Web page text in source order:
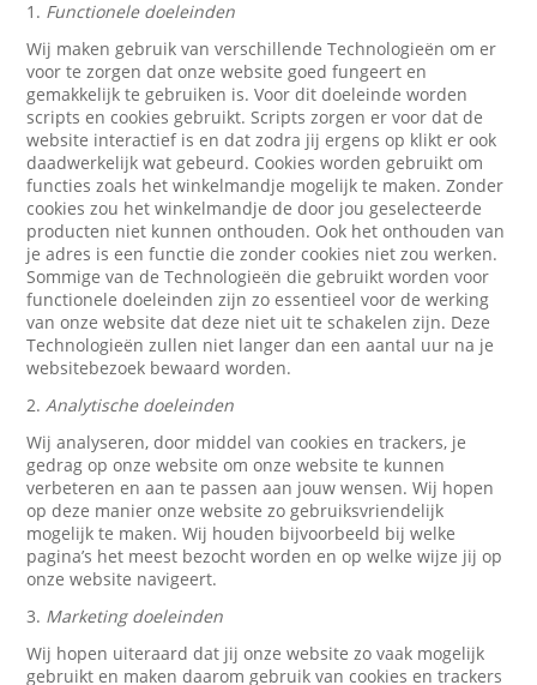
1. Functionele doeleinden
Wij maken gebruik van verschillende Technologieën om er
voor te zorgen dat onze website goed fungeert en
gemakkelijk te gebruiken is. Voor dit doeleinde worden
scripts en cookies gebruikt. Scripts zorgen er voor dat de
website interactief is en dat zodra jij ergens op klikt er ook
daadwerkelijk wat gebeurd. Cookies worden gebruikt om
functies zoals het winkelmandje mogelijk te maken. Zonder
cookies zou het winkelmandje de door jou geselecteerde
producten niet kunnen onthouden. Ook het onthouden van
je adres is een functie die zonder cookies niet zou werken.
Sommige van de Technologieën die gebruikt worden voor
functionele doeleinden zijn zo essentieel voor de werking
van onze website dat deze niet uit te schakelen zijn. Deze
Technologieën zullen niet langer dan een aantal uur na je
websitebezoek bewaard worden.
2.Analytische doeleinden
Wij analyseren, door middel van cookies en trackers, je
gedrag op onze website om onze website te kunnen
verbeteren en aan te passen aan jouw wensen. Wij hopen
op deze manier onze website zo gebruiksvriendelijk
mogelijk te maken. Wij houden bijvoorbeeld bij welke
pagina’s het meest bezocht worden en op welke wijze jij op
onze website navigeert.
3. Marketing doeleinden
Wij hopen uiteraard dat jij onze website zo vaak mogelijk
gebruikt en maken daarom gebruik van cookies en trackers